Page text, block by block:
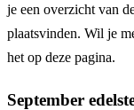
je een overzicht van
plaatsvinden. Wil je
het op deze pagina.
September